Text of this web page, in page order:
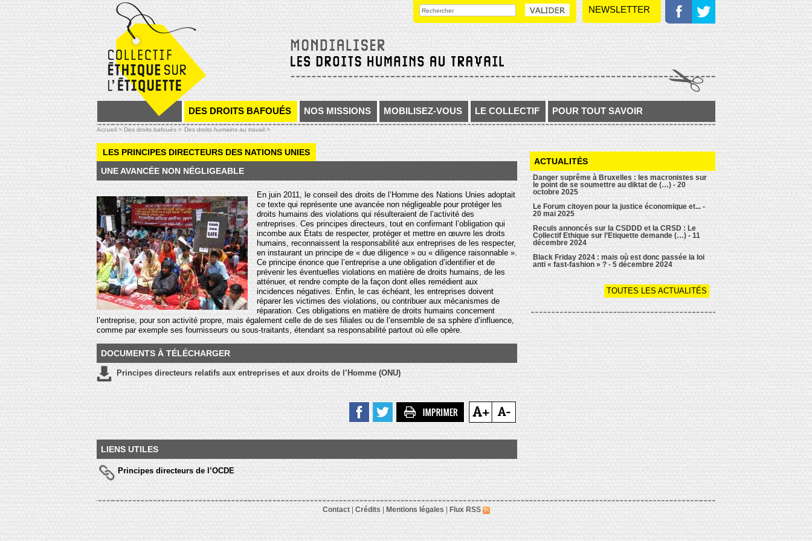
DES DROITS BAFOUÉS NOS MISSIONS MOBILISEZ-VOUS LE COLLECTIF POUR TOUT SAVOIR
NEWSLETTER
Accueil > Des droits bafoués > Des droits humains au travail >
LES PRINCIPES DIRECTEURS DES NATIONS UNIES
UNE AVANCÉE NON NÉGLIGEABLE
En juin 2011, le conseil des droits de l’Homme des Nations Unies adoptait
ce texte qui représente une avancée non négligeable pour protéger les
droits humains des violations qui résulteraient de l’activité des
entreprises. Ces principes directeurs, tout en confirmant l’obligation qui
incombe aux États de respecter, protéger et mettre en œuvre les droits
humains, reconnaissent la responsabilité aux entreprises de les respecter,
en instaurant un principe de « due diligence » ou « diligence raisonnable ».
Ce principe énonce que l’entreprise a une obligation d’identifier et de
prévenir les éventuelles violations en matière de droits humains, de les
atténuer, et rendre compte de la façon dont elles remédient aux
incidences négatives. Enfin, le cas échéant, les entreprises doivent
réparer les victimes des violations, ou contribuer aux mécanismes de
réparation. Ces obligations en matière de droits humains concernent
l’entreprise, pour son activité propre, mais également celle de de ses filiales ou de l’ensemble de sa sphère d’influence,
comme par exemple ses fournisseurs ou sous-traitants, étendant sa responsabilité partout où elle opère.
DOCUMENTS À TÉLÉCHARGER
Principes directeurs relatifs aux entreprises et aux droits de l’Homme (ONU)
LIENS UTILES
Principes directeurs de l’OCDE
ACTUALITÉS
Danger suprême à Bruxelles : les macronistes sur
le point de se soumettre au diktat de (…) - 20
octobre 2025
Le Forum citoyen pour la justice économique et... -
20 mai 2025
Reculs annoncés sur la CSDDD et la CRSD : Le
Collectif Ethique sur l’Etiquette demande (…) - 11
décembre 2024
Black Friday 2024 : mais où est donc passée la loi
anti « fast-fashion » ? - 5 décembre 2024
TOUTES LES ACTUALITÉS
Contact| Crédits| Mentions légales| Flux RSS